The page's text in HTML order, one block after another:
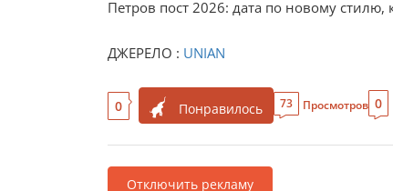
Петров пост 2026: дата по новому стилю,
ДЖЕРЕЛО : UNIAN
0 Понравилось 73 Просмотров 0
Отключить рекламу